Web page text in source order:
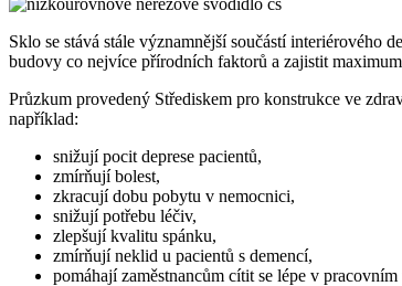
Sklo se stává stále významnější součástí
budovy co nejvíce přírodních faktorů a zajistit
Průzkum provedený Střediskem pro konstrukce ve
například:
snižují pocit deprese pacientů,
zmírňují bolest,
zkracují dobu pobytu v nemocnici,
snižují potřebu léčiv,
zlepšují kvalitu spánku,
zmírňují neklid u pacientů s demencí,
pomáhají zaměstnancům cítit se lépe v pracovním